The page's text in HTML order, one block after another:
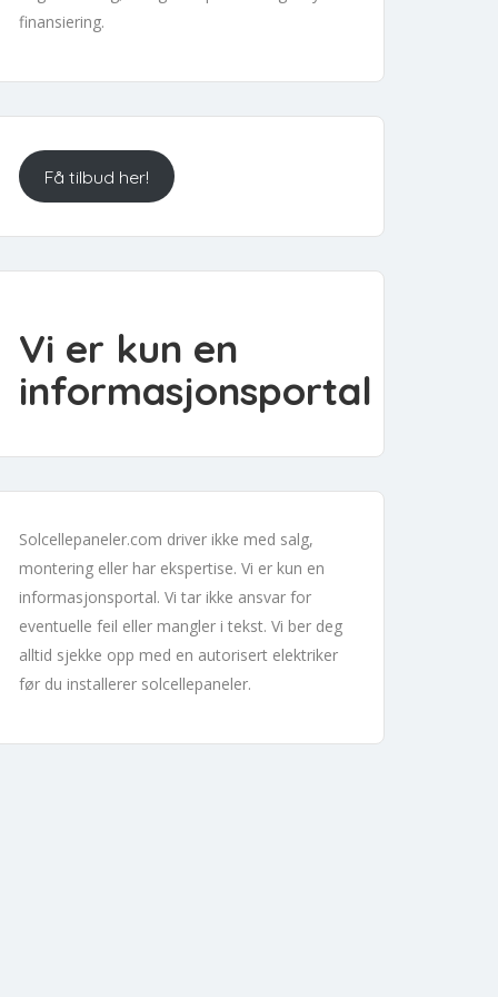
finansiering.
Få tilbud her!
Vi er kun en
informasjonsportal
Solcellepaneler.com driver ikke med salg,
montering eller har ekspertise. Vi er kun en
informasjonsportal. Vi tar ikke ansvar for
eventuelle feil eller mangler i tekst. Vi ber deg
alltid sjekke opp med en autorisert elektriker
før du installerer solcellepaneler.